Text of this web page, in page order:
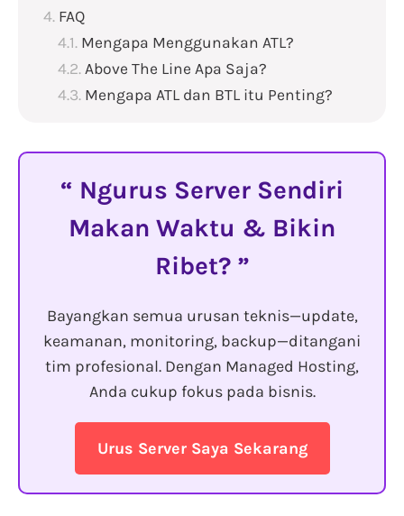
FAQ
Mengapa Menggunakan ATL?
Above The Line Apa Saja?
Mengapa ATL dan BTL itu Penting?
Ngurus Server Sendiri
Makan Waktu & Bikin
Ribet?
Bayangkan semua urusan teknis—update,
keamanan, monitoring, backup—ditangani
tim profesional. Dengan Managed Hosting,
Anda cukup fokus pada bisnis.
Urus Server Saya Sekarang